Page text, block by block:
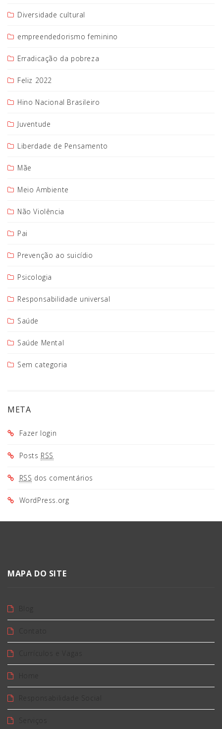
Diversidade cultural
empreendedorismo feminino
Erradicação da pobreza
Feliz 2022
Hino Nacional Brasileiro
Juventude
Liberdade de Pensamento
Mãe
Meio Ambiente
Não Violência
Pai
Prevenção ao suicídio
Psicologia
Responsabilidade universal
Saúde
Saúde Mental
Sem categoria
META
Fazer login
Posts RSS
RSS dos comentários
WordPress.org
MAPA DO SITE
Blog
Currículos e Vagas